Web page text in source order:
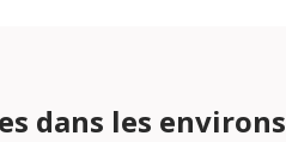
dans les environs